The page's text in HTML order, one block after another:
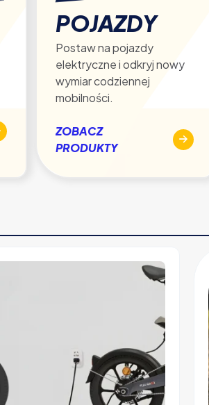
POJAZDY
Postaw na pojazdy
elektryczne i odkryj nowy
wymiar codziennej
mobilności.
ZOBACZ
PRODUKTY